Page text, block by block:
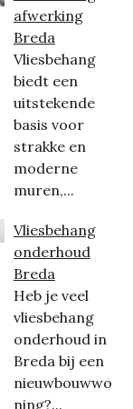
afwerking
Breda
Vliesbehang
biedt een
uitstekende
basis voor
strakke en
moderne
muren,...
Vliesbehang
onderhoud
Breda
Heb je veel
vliesbehang
onderhoud in
Breda bij een
nieuwbouwwo
ning?...